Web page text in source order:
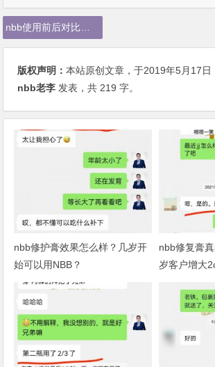
版权声明：本站原创文章，于2019年5月17日
nbb老李 发表，共 219 字。
nbb修护膏效果怎么样？几岁开
始可以用NBB？
nbb修复膏
岁客户增大